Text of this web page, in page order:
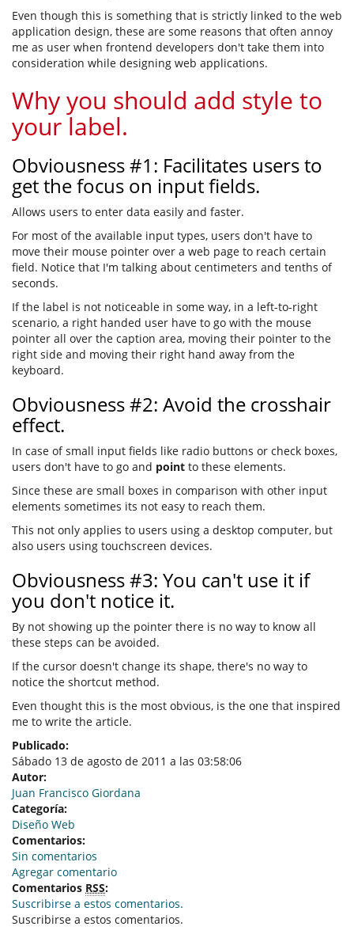
Even though this is something that is strictly linked to the web
application design, these are some reasons that often annoy
me as user when frontend developers don't take them into
consideration while designing web applications.
Why you should add style to
your label.
Obviousness #1: Facilitates users to
get the focus on input fields.
Allows users to enter data easily and faster.
For most of the available input types, users don't have to
move their mouse pointer over a web page to reach certain
field. Notice that I'm talking about centimeters and tenths of
seconds.
If the label is not noticeable in some way, in a left-to-right
scenario, a right handed user have to go with the mouse
pointer all over the caption area, moving their pointer to the
right side and moving their right hand away from the
keyboard.
Obviousness #2: Avoid the crosshair
effect.
In case of small input fields like radio buttons or check boxes,
users don't have to go and point to these elements.
Since these are small boxes in comparison with other input
elements sometimes its not easy to reach them.
This not only applies to users using a desktop computer, but
also users using touchscreen devices.
Obviousness #3: You can't use it if
you don't notice it.
By not showing up the pointer there is no way to know all
these steps can be avoided.
If the cursor doesn't change its shape, there's no way to
notice the shortcut method.
Even thought this is the most obvious, is the one that inspired
me to write the article.
Publicado:
Sábado 13 de agosto de 2011 a las 03:58:06
Autor:
Juan Francisco Giordana
Categoría:
Diseño Web
Comentarios:
Sin comentarios
Agregar comentario
Comentarios RSS:
Suscribirse a estos comentarios.
Suscribirse a estos comentarios.